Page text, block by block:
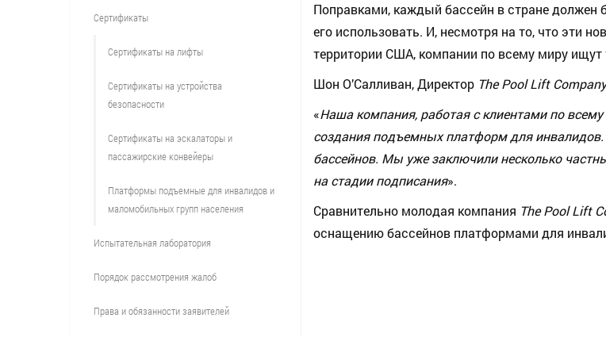
Поправками, каждый бассейн в стране
его использовать. И, несмотря на то, что эти
территории США, компании по всему миру ищут
Шон О’Салливан, Директор The Pool Lift Company
«Наша компания, работая с клиентами по
создания подъемных платформ для
бассейнов. Мы уже заключили несколько
на стадии подписания».
Сравнительно молодая компания The Pool Lift
оснащению бассейнов платформами для
Сертификаты
Сертификаты на лифты
Сертификаты на устройства
безопасности
Сертификаты на эскалаторы и
пассажирские конвейеры
Платформы подъемные для инвалидов и
маломобильных групп населения
Испытательная лаборатория
Порядок рассмотрения жалоб
Права и обязанности заявителей